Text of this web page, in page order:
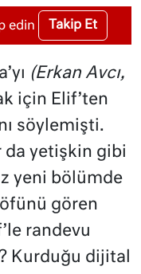
edin Takip Et
(Erkan Avcı,
için Elif’ten
söylemişti.
da yetişkin gibi
yeni bölümde
gören
randevu
Kurduğu dijital